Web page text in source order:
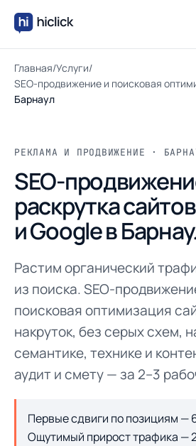
Главная/Услуги/
SEO-продвижение и поисковая
Барнаул
РЕКЛАМА И ПРОДВИЖЕНИЕ ·
SEO-
раскрутка
и Google в
Растим органический
из поиска. SEO-
поисковая оптимизация
накруток, без серых схем,
семантике, технике и
аудит и смету — за 2–3
Первые сдвиги по позициям —
Ощутимый прирост трафика —